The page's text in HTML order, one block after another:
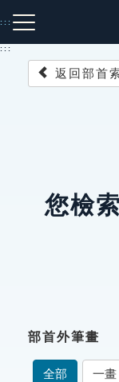
到
主
:::
成語故事
索引選單
:::
返回部首
您檢
部首外筆畫
全部 一畫